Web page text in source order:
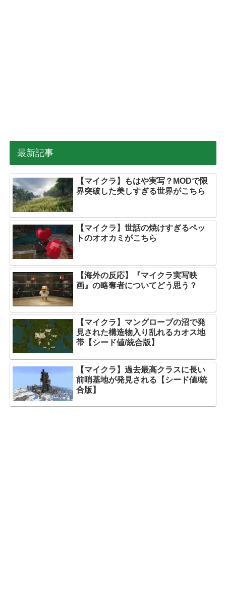
最新記事
【マイクラ】もはや実写？MODで限
界突破した美しすぎる世界がこちら
【マイクラ】世話の焼けすぎるペッ
トのオオカミがこちら
【海外の反応】『マイクラ実写映
画』の略奪者についてどう思う？
【マイクラ】マングローブの沼で発
見された構造物入り乱れるカオス地
帯【シード値/統合版】
【マイクラ】過去最高クラスに長い
前哨基地が発見される【シード値/統
合版】